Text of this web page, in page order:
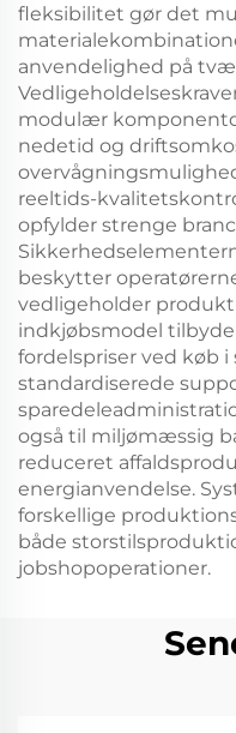
fleksibilitet gør det
anvendelighed på
modulær
nedetid og
reeltids-
opfylder strenge
beskytter
vedligeholder
indkjøbsmodel
fordelspriser ved køb
standardiserede
også til miljømæssig
reduceret
energianvendelse.
forskellige
både
jobshopoperationer.